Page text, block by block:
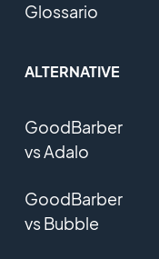
Glossario
ALTERNATIVE
GoodBarber
vs Adalo
GoodBarber
vs Bubble